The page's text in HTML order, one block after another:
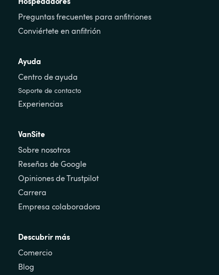
Preguntas frecuentes para anfitriones
Conviértete en anfitrión
Ayuda
Centro de ayuda
Soporte de contacto
Experiencias
VanSite
Sobre nosotros
Reseñas de Google
Opiniones de Trustpilot
Carrera
Empresa colaboradora
Descubrir más
Comercio
Blog